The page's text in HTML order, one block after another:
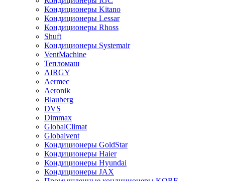
Кондиционеры Kitano
Кондиционеры Lessar
Кондиционеры Rhoss
Shuft
Кондиционеры Systemair
VentMachine
Тепломаш
AIRGY
Aermec
Aeronik
Blauberg
DVS
Dimmax
GlobalClimat
Globalvent
Кондиционеры GoldStar
Кондиционеры Haier
Кондиционеры Hyundai
Кондиционеры JAX